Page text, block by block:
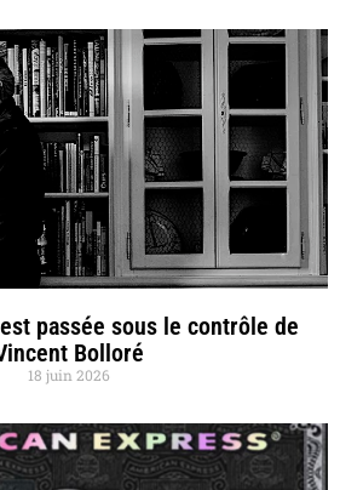
passée sous le contrôle de
Bolloré
18 juin 2026